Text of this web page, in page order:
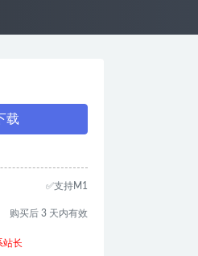
载
✅支持M1
购买后 3 天内有效
站长